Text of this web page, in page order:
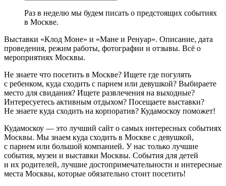
Раз в неделю мы будем писать о предстоящих событиях
в Москве.
Выставки «Клод Моне» и «Мане и Ренуар». Описание, дата
проведения, режим работы, фотографии и отзывы. Всё о
мероприятиях Москвы.
Не знаете что посетить в Москве? Ищете где погулять
с ребенком, куда сходить с парнем или девушкой? Выбираете
место для свидания? Ищете развлечения на выходные?
Интересуетесь активным отдыхом? Посещаете выставки?
Не знаете куда сходить на корпоратив? Кудамоскоу поможет!
Кудамоскоу — это лучший сайт о самых интересных событиях
Москвы. Мы знаем куда сходить в Москве с девушкой,
с парнем или большой компанией. У нас только лучшие
события, музеи и выставки Москвы. События для детей
и их родителей, лучшие достопримечательности и интересные
места Москвы, которые обязательно стоит посетить!